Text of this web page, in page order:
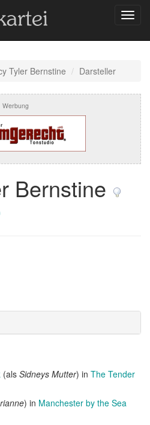
Tyler Bernstine Darsteller
Werbung
Bernstine
(als Sidneys Mutter) in The Tender
) in Manchester by the Sea